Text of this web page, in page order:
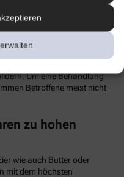
von 60 Jahren. Die familiäre
einer von 300 Personen
Herzinfarkten, Stents oder
sein Cholesterin
können auch gelbliche
Um eine Behandlung
Betroffene meist nicht
zu hohen
wie auch Butter oder
mit dem höchsten